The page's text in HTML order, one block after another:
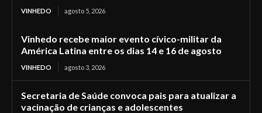
VINHEDO agosto 5, 2026
Vinhedo recebe maior evento cívico-militar da
América Latina entre os dias 14 e 16 de agosto
VINHEDO agosto 3, 2026
Secretaria de Saúde convoca pais para atualizar a
vacinação de crianças e adolescentes